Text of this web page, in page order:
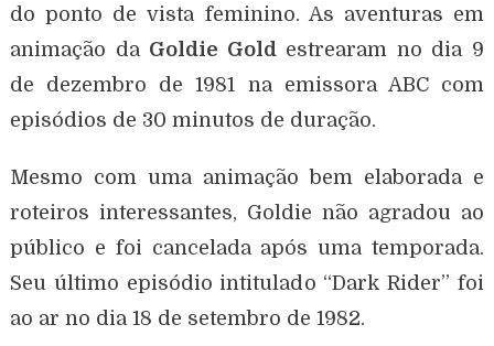
do ponto de vista feminino. As aventuras em
animação da Goldie Goldestrearam no dia 9
de dezembro de 1981 na emissora ABC com
episódios de 30 minutos de duração.
Mesmo com uma animação bem elaborada e
roteiros interessantes, Goldie não agradou ao
público e foi cancelada após uma temporada.
Seu último episódio intitulado “Dark Rider” foi
ao ar no dia 18 de setembro de 1982.